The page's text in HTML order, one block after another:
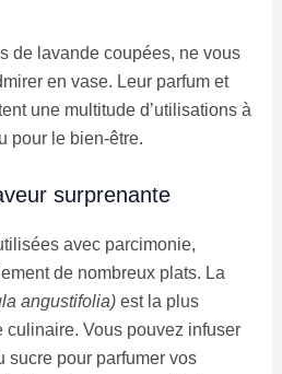
de lavande coupées, ne vous
en vase. Leur parfum et
une multitude d’utilisations à
pour le bien-être.
surprenante
avec parcimonie,
de nombreux plats. La
angustifolia)est la plus
culinaire. Vous pouvez infuser
sucre pour parfumer vos